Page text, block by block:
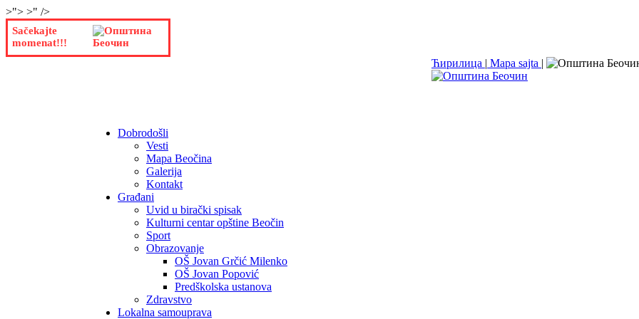
>"> >" />
Sačekajte
momenat!!!
Ћирилица | Mapa sajta |
Dobrodošli
Vesti
Mapa Beočina
Galerija
Kontakt
Građani
Uvid u birački spisak
Kulturni centar opštine Beočin
Sport
Obrazovanje
OŠ Jovan Grčić Milenko
OŠ Jovan Popović
Predškolska ustanova
Zdravstvo
Lokalna samouprava